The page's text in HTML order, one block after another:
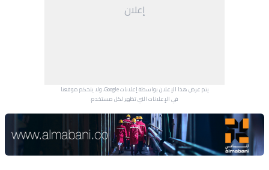
إعلان
يتم عرض هذا الإعلان بواسطة إعلانات Google، ولا يتحكم موقعنا
في الإعلانات التي تظهر لكل مستخدم.
Advertisement Section